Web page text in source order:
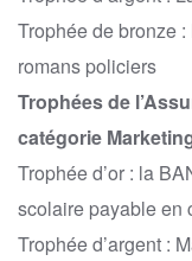
Trophée de bronze
romans policiers
Trophées de
catégorie
Trophée d’or : la
scolaire payable en
Trophée d’argent :